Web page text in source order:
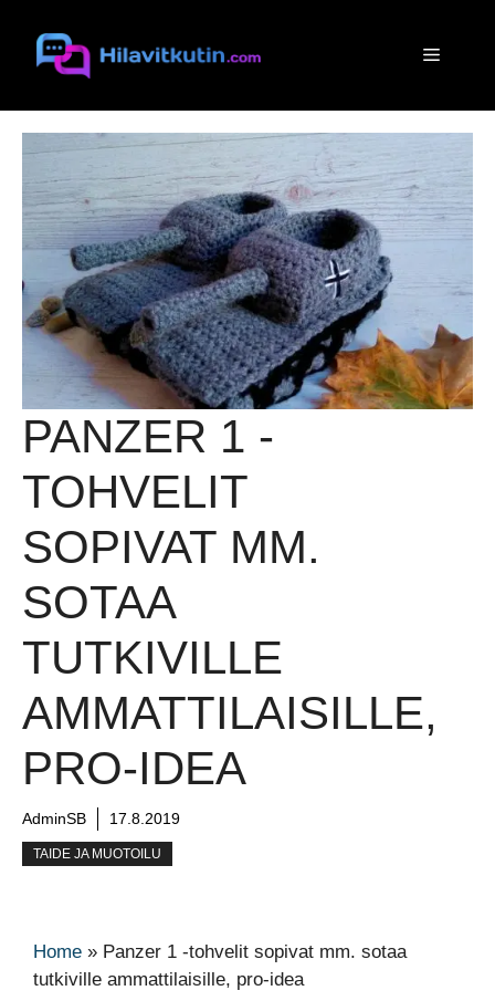
sisältöön
Valikko
PANZER 1 -
TOHVELIT
SOPIVAT MM.
SOTAA
TUTKIVILLE
AMMATTILAISILLE,
PRO-IDEA
AdminSB 17.8.2019
TAIDE JA MUOTOILU
Home » Panzer 1 -tohvelit sopivat mm. sotaa
tutkiville ammattilaisille, pro-idea